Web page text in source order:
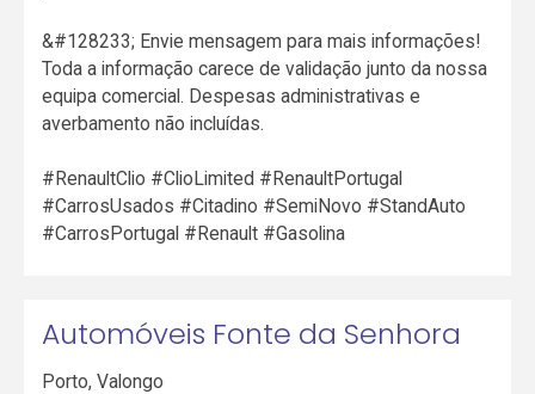
&#128233; Envie mensagem para mais informações!
Toda a informação carece de validação junto da nossa
equipa comercial. Despesas administrativas e
averbamento não incluídas.
#RenaultClio #ClioLimited #RenaultPortugal
#CarrosUsados #Citadino #SemiNovo #StandAuto
#CarrosPortugal #Renault #Gasolina
Automóveis Fonte da Senhora
Porto,Valongo